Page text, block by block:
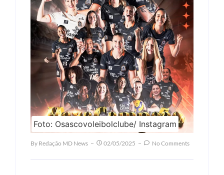
Foto: Osascovoleibolclube/ Instagram
By Redação MD News 02/05/2025 No Comments